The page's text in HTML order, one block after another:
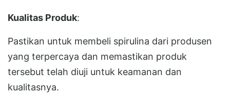
Kualitas Produk:
Pastikan untuk membeli spirulina dari produsen
yang terpercaya dan memastikan produk
tersebut telah diuji untuk keamanan dan
kualitasnya.